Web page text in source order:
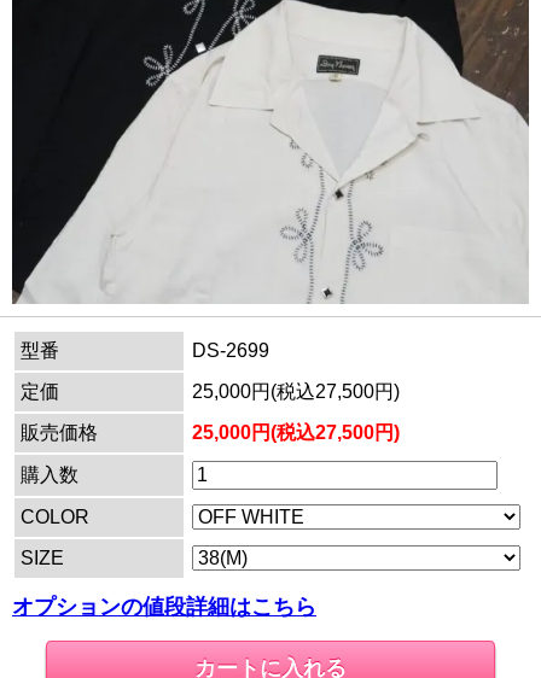
型番
DS-2699
定価
25,000円(税込27,500円)
販売価格
25,000円(税込27,500円)
購入数
COLOR
SIZE
オプションの値段詳細はこちら